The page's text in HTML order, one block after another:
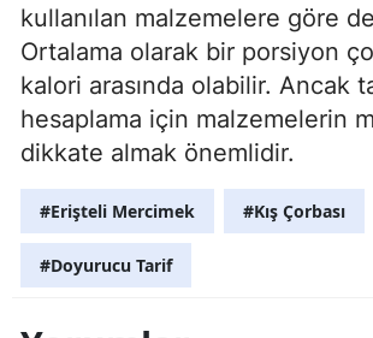
kullanılan malzemelere göre
Ortalama olarak bir porsiyon
kalori arasında olabilir. Ancak
hesaplama için malzemelerin
dikkate almak önemlidir.
#Erişteli Mercimek #Kış Çorbası
#Doyurucu Tarif